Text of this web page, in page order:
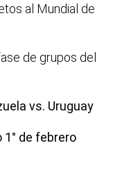
al Mundial de
de grupos del
vs. Uruguay
1° de febrero